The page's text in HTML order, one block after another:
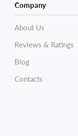
Company
About Us
Reviews & Ratings
Blog
Contacts